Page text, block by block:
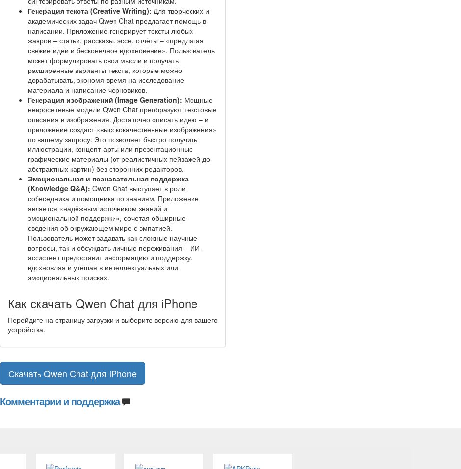
Генерация текста (Creative Writing): Для творческих и
академических задач Qwen Chat предлагает помощь в
написании. Приложение генерирует тексты любых
жанров – статьи, рассказы, эссе, отчёты – «предлагая
свежие идеи и бесконечное вдохновение». Пользователь
может формулировать свои мысли и получать
расширенные варианты текста, которые можно
дорабатывать, экономя время на исследование
материала и написание черновиков.
Генерация изображений (Image Generation): Мощные
нейросетевые модели Qwen Chat преобразуют текстовые
описания в изображения. Достаточно описать идею – и
приложение создаст «высококачественные изображения»
по вашему запросу. Это позволяет быстро получить
иллюстрации, концепт-арты или презентационные
графические материалы (от реалистичных пейзажей до
абстрактных картин) без сторонних редакторов.
Эмоциональная и познавательная поддержка
(Knowledge Q&A): Qwen Chat выступает в роли
собеседника и помощника по знаниям. Приложение
является «надёжным источником знаний и
эмоциональной поддержки», сочетая обширные
сведения об окружающем мире с эмпатией.
Пользователь может задавать как сложные научные
вопросы, так и обсуждать личные переживания – ИИ-
ассистент предоставит информацию и поддержку,
вдохновляя и утешая в интеллектуальных или
эмоциональных поисках.
Как скачать Qwen Chat для iPhone
Перейдите на страницу загрузки и выберите версию для вашего
устройства.
Скачать Qwen Chat для iPhone
Комментарии и поддержка